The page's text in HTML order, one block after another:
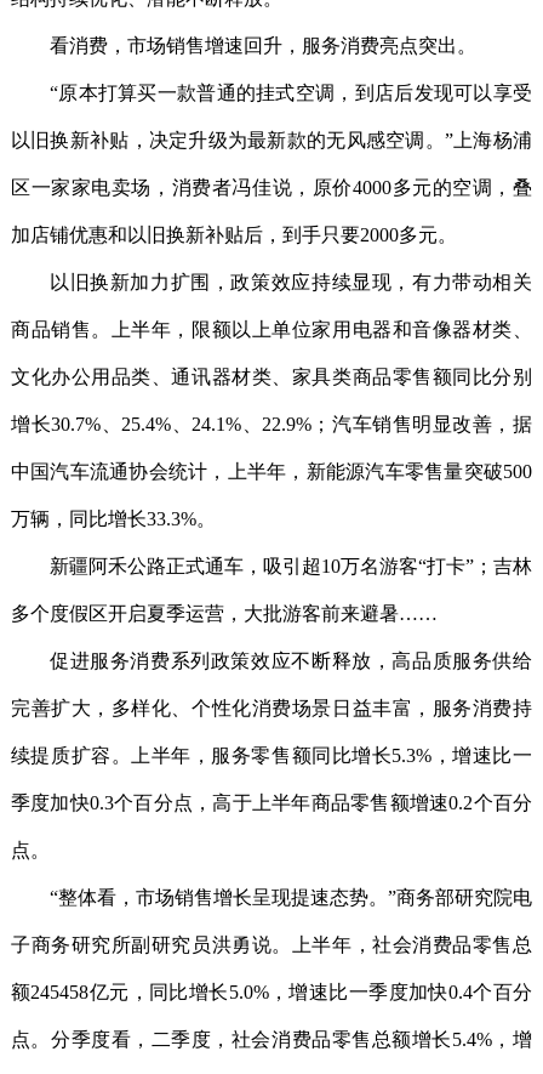
看消费，市场销售增速回升，服务消费亮点突出。
“原本打算买一款普通的挂式空调，到店后发现可以享受
以旧换新补贴，决定升级为最新款的无风感空调。”上海杨浦
区一家家电卖场，消费者冯佳说，原价4000多元的空调，叠
加店铺优惠和以旧换新补贴后，到手只要2000多元。
以旧换新加力扩围，政策效应持续显现，有力带动相关
商品销售。上半年，限额以上单位家用电器和音像器材类、
文化办公用品类、通讯器材类、家具类商品零售额同比分别
增长30.7%、25.4%、24.1%、22.9%；汽车销售明显改善，据
中国汽车流通协会统计，上半年，新能源汽车零售量突破500
万辆，同比增长33.3%。
新疆阿禾公路正式通车，吸引超10万名游客“打卡”；吉林
多个度假区开启夏季运营，大批游客前来避暑……
促进服务消费系列政策效应不断释放，高品质服务供给
完善扩大，多样化、个性化消费场景日益丰富，服务消费持
续提质扩容。上半年，服务零售额同比增长5.3%，增速比一
季度加快0.3个百分点，高于上半年商品零售额增速0.2个百分
点。
“整体看，市场销售增长呈现提速态势。”商务部研究院电
子商务研究所副研究员洪勇说。上半年，社会消费品零售总
额245458亿元，同比增长5.0%，增速比一季度加快0.4个百分
点。分季度看，二季度，社会消费品零售总额增长5.4%，增